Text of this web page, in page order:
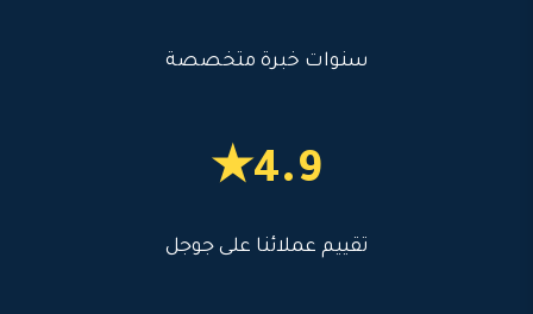
سنوات خبرة متخصصة
4.9★
تقييم عملائنا على جوجل